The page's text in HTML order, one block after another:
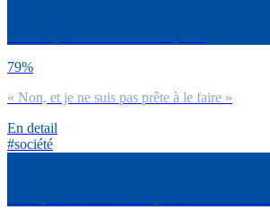
79%
« Non, et je ne suis pas prête à le faire »
En detail
#société